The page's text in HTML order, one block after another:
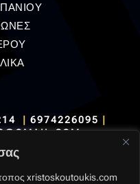
xristoskoutoukis.com
|6974226095